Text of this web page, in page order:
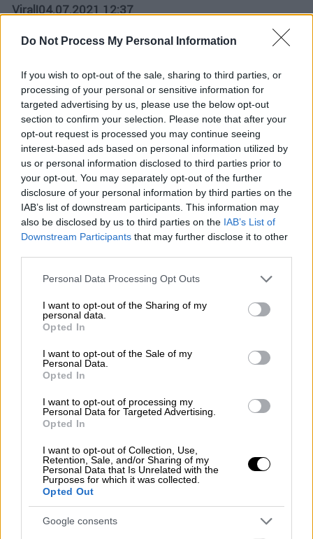
Do Not Process My Personal Information
If you wish to opt-out of the sale, sharing to third parties, or
processing of your personal or sensitive information for
targeted advertising by us, please use the below opt-out
section to confirm your selection. Please note that after your
opt-out request is processed you may continue seeing
interest-based ads based on personal information utilized by
us or personal information disclosed to third parties prior to
your opt-out. You may separately opt-out of the further
disclosure of your personal information by third parties on the
IAB’s list of downstream participants. This information may
also be disclosed by us to third parties on the IAB’s List of
Downstream Participants that may further disclose it to other
Please note that this website/app uses one or more Google
not limited to your visit or usage behaviour. You may click to
grant or deny consent to Google and its third-party tags to
use your data for below specified purposes in below Google
consent section.
Personal Data Processing Opt Outs
I want to opt-out of the Sharing of my
personal data.
Opted In
I want to opt-out of the Sale of my
Personal Data.
Opted In
I want to opt-out of processing my
Personal Data for Targeted Advertising.
Opted In
I want to opt-out of Collection, Use,
Retention, Sale, and/or Sharing of my
Personal Data that Is Unrelated with the
Purposes for which it was collected.
Opted Out
Google consents
Viral|04.07.2021 12:37
Euro: Το κλάμα του κοριτσιού για την
Εθνική Γερμανίας που αποκλείστηκε
33.200 ευρώ έχουν συγκεντρώσει χρήστες
του διαδικτύου για τη μικρή οπαδό των
Γερμανών που έκλαψε με λυγμούς για τον
αποκλεισμό της Εθνικής από το Euro.
Βέλγιο - Ιταλία 1-2: Fratelli για φίλημα
απέκλεισαν τους Κόκκινους Διαβόλους
Η Ιταλία νίκησε 2-1 το Βέλγιο και πήρε το
εισιτήριο για τον ημιτελικό του Euro, όπου
θα αντιμετωπίσει την Ισπανία